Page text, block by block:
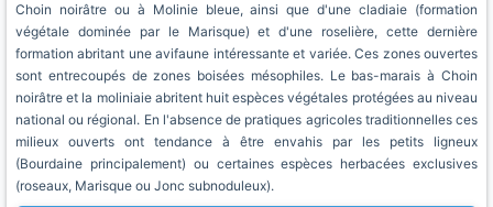
Choin noirâtre ou à Molinie bleue, ainsi que d'une cladiaie (formation
végétale dominée par le Marisque) et d'une roselière, cette dernière
formation abritant une avifaune intéressante et variée. Ces zones ouvertes
sont entrecoupés de zones boisées mésophiles. Le bas-marais à Choin
noirâtre et la moliniaie abritent huit espèces végétales protégées au niveau
national ou régional. En l'absence de pratiques agricoles traditionnelles ces
milieux ouverts ont tendance à être envahis par les petits ligneux
(Bourdaine principalement) ou certaines espèces herbacées exclusives
(roseaux, Marisque ou Jonc subnoduleux).